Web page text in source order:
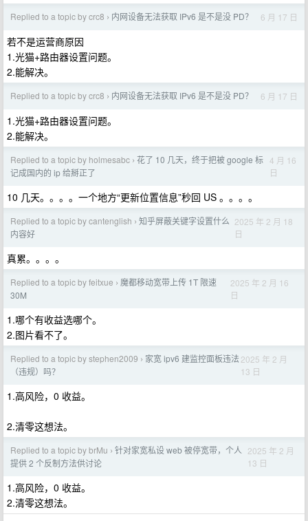
Replied to a topic by crc8 › 内网设备无法获取 IPv6 是不是没 PD？ 6 月 17 日
若不是运营商原因
1.光猫+路由器设置问题。
2.能解决。
Replied to a topic by crc8 › 内网设备无法获取 IPv6 是不是没 PD？ 6 月 17 日
1.光猫+路由器设置问题。
2.能解决。
Replied to a topic by holmesabc › 花了 10 几天，终于把被 google 标
记成国内的 ip 给掰正了
4 月 16
日
10 几天。。。。一个地方“更新位置信息”秒回 US 。。。。
Replied to a topic by cantenglish › 知乎屏蔽关键字设置什么
内容好
2025 年 2 月 18
日
真累。。。。
Replied to a topic by feitxue › 魔都移动宽带上传 1T 限速
30M
2025 年 2 月 16
日
1.哪个有收益选哪个。
2.图片看不了。
Replied to a topic by stephen2009 › 家宽 ipv6 建监控面板违法
（违规）吗？
2025 年 2 月
13 日
1.高风险，0 收益。
2.清零这想法。
Replied to a topic by brMu › 针对家宽私设 web 被停宽带，个人
提供 2 个反制方法供讨论
2025 年 2 月
13 日
1.高风险，0 收益。
2.清零这想法。